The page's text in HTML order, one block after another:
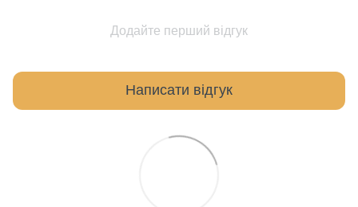
Додайте перший відгук
Написати відгук